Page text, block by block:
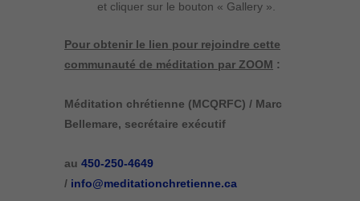
et cliquer sur le bouton « Gallery ».
Pour obtenir le lien pour rejoindre cette
communauté de méditation par ZOOM :
Méditation chrétienne (MCQRFC) / Marc
Bellemare, secrétaire exécutif
au 450-250-4649
/ info@meditationchretienne.ca